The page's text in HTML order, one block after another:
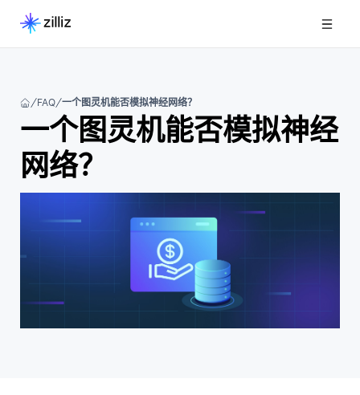
FAQ 一个图灵机能否模拟神经网络？
一个图灵机能否模拟神经
网络？